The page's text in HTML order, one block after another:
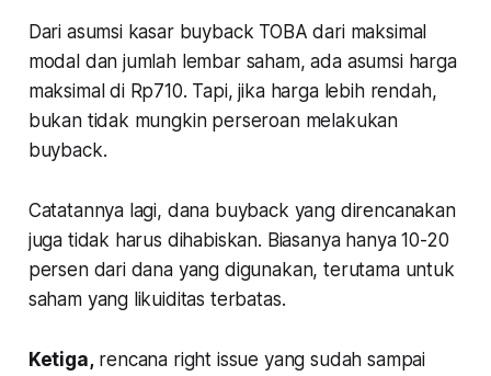
Dari asumsi kasar buyback TOBA dari maksimal
modal dan jumlah lembar saham, ada asumsi harga
maksimal di Rp710. Tapi, jika harga lebih rendah,
bukan tidak mungkin perseroan melakukan
buyback.
Catatannya lagi, dana buyback yang direncanakan
juga tidak harus dihabiskan. Biasanya hanya 10-20
persen dari dana yang digunakan, terutama untuk
saham yang likuiditas terbatas.
Ketiga,rencana right issue yang sudah sampai